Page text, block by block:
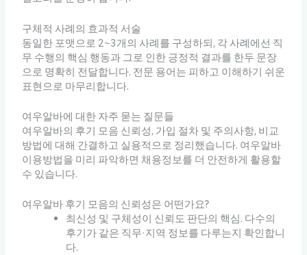
구체적 사례의 효과적 서술
동일한 포맷으로 2~3개의 사례를 구성하되, 각 사례에선 직
무 수행의 핵심 행동과 그로 인한 긍정적 결과를 한두 문장
으로 명확히 전달합니다. 전문 용어는 피하고 이해하기 쉬운
표현으로 마무리합니다.
여우알바에 대한 자주 묻는 질문들
여우알바의 후기 모음 신뢰성, 가입 절차 및 주의사항, 비교
방법에 대해 간결하고 실용적으로 정리했습니다. 여우알바
이용방법을 미리 파악하면 채용정보를 더 안전하게 활용할
수 있습니다.
여우알바 후기 모음의 신뢰성은 어떤가요?
최신성 및 구체성이 신뢰도 판단의 핵심. 다수의
후기가 같은 직무·지역 정보를 다루는지 확인합니
다.